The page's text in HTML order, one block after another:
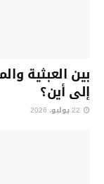
بين العبثية
إلى أين؟